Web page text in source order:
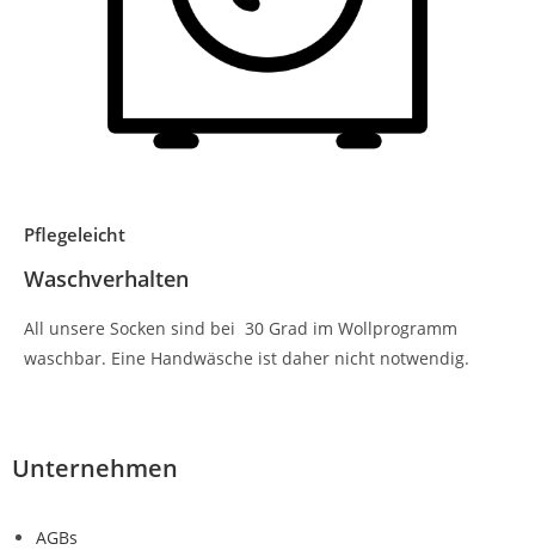
Pflegeleicht
Waschverhalten
All unsere Socken sind bei 30 Grad im Wollprogramm
waschbar. Eine Handwäsche ist daher nicht notwendig.
Unternehmen
AGBs